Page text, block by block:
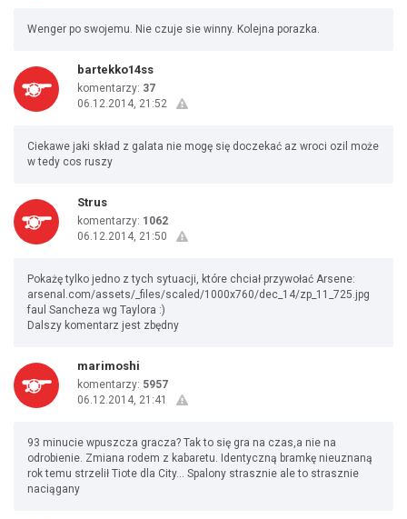
Wenger po swojemu. Nie czuje sie winny. Kolejna porazka.
bartekko14ss
komentarzy: 37
06.12.2014, 21:52
Ciekawe jaki skład z galata nie mogę się doczekać az wroci ozil może
w tedy cos ruszy
Strus
komentarzy: 1062
06.12.2014, 21:50
Pokażę tylko jedno z tych sytuacji, które chciał przywołać Arsene:
arsenal.com/assets/_files/scaled/1000x760/dec_14/zp_11_725.jpg
faul Sancheza wg Taylora :)
Dalszy komentarz jest zbędny
marimoshi
komentarzy: 5957
06.12.2014, 21:41
93 minucie wpuszcza gracza? Tak to się gra na czas,a nie na
odrobienie. Zmiana rodem z kabaretu. Identyczną bramkę nieuznaną
rok temu strzelił Tiote dla City... Spalony strasznie ale to strasznie
naciągany